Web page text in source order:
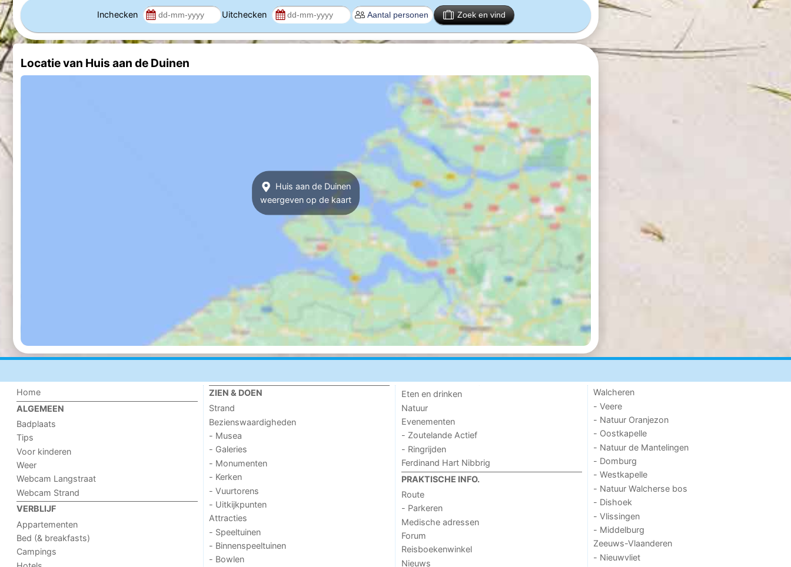
Inchecken Uitchecken Zoek en vind
Locatie van Huis aan de Duinen
Huis aan de Duinen
weergeven op de kaart
Home
ALGEMEEN
Badplaats
Tips
Voor kinderen
Weer
Webcam Langstraat
Webcam Strand
VERBLIJF
Appartementen
Bed (& breakfasts)
Campings
ZIEN & DOEN
Strand
Bezienswaardigheden
- Musea
- Galeries
- Monumenten
- Kerken
- Vuurtorens
- Uitkijkpunten
Attracties
- Speeltuinen
- Binnenspeeltuinen
- Bowlen
Eten en drinken
Natuur
Evenementen
- Zoutelande Actief
- Ringrijden
Ferdinand Hart Nibbrig
PRAKTISCHE INFO.
Route
- Parkeren
Medische adressen
Forum
Reisboekenwinkel
Nieuws
Walcheren
- Veere
- Natuur Oranjezon
- Oostkapelle
- Natuur de Mantelingen
- Domburg
- Westkapelle
- Natuur Walcherse bos
- Dishoek
- Vlissingen
- Middelburg
Zeeuws-Vlaanderen
- Nieuwvliet